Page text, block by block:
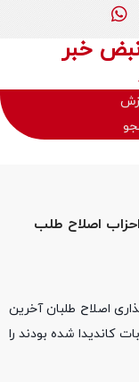
نبض خبر
اصلاح طلب
اصلاح طلبان آخرین
کاندیدا شده بودند را